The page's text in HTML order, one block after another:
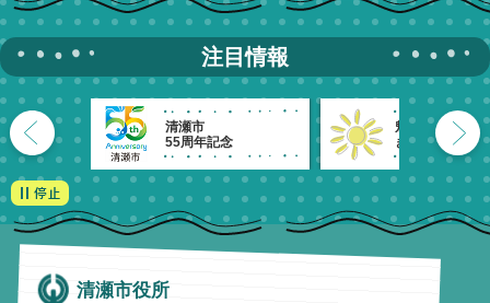
注目情報
清瀬市
55周年記念
魅力発信！
きよせのーと。
清瀬市役所